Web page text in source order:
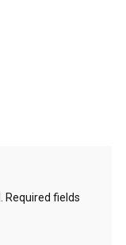
Required fields